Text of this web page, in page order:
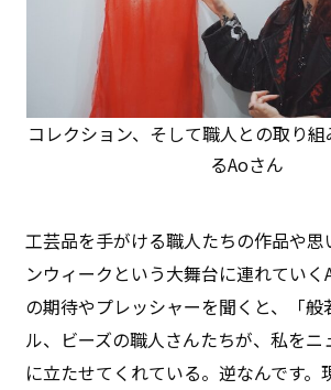
コレクション、そして職人との取り
るAoさん
工芸品を手がける職人たちの作品や思
ンウィークという大舞台に連れてい
の期待やプレッシャーを聞くと、「般
ル、ビーズの職人さんたちが、私をニ
に立たせてくれている。逆なんです。